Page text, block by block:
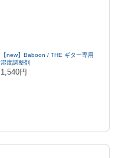
【new】Baboon / THE ギター専用
湿度調整剤
1,540円